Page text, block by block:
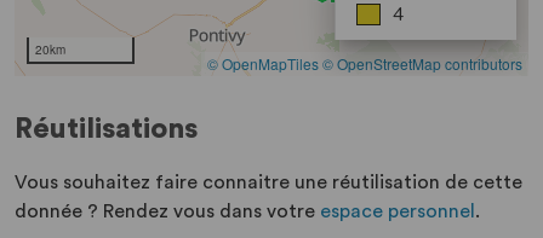
Réutilisations
Vous souhaitez faire connaitre une réutilisation de cette
donnée ? Rendez vous dans votre espace personnel .